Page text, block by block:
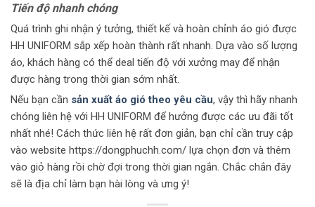
Tiến độ nhanh chóng
Quá trình ghi nhận ý tưởng, thiết kế và hoàn chỉnh áo gió được
HH UNIFORM sắp xếp hoàn thành rất nhanh. Dựa vào số lượng
áo, khách hàng có thể deal tiến độ với xưởng may để nhận
được hàng trong thời gian sớm nhất.
Nếu bạn cần sản xuất áo gió theo yêu cầu, vậy thì hãy nhanh
chóng liên hệ với HH UNIFORM để hưởng được các ưu đãi tốt
nhất nhé! Cách thức liên hệ rất đơn giản, bạn chỉ cần truy cập
vào website https://dongphuchh.com/ lựa chọn đơn và thêm
vào giỏ hàng rồi chờ đợi trong thời gian ngắn. Chắc chắn đây
sẽ là địa chỉ làm bạn hài lòng và ưng ý!